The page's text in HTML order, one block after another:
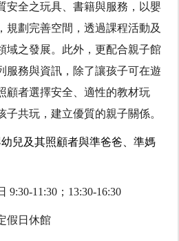
安全之玩具、書籍與服務，以嬰
規劃完善空間，透過課程活動及
域之發展。此外，更配合親子館
服務與資訊，除了讓孩子可在遊
顧者選擇安全、適性的教材玩
子共玩，建立優質的親子關係。
幼兒及其照顧者與準爸爸、準媽
9:30-11:30；13:30-16:30
假日休館